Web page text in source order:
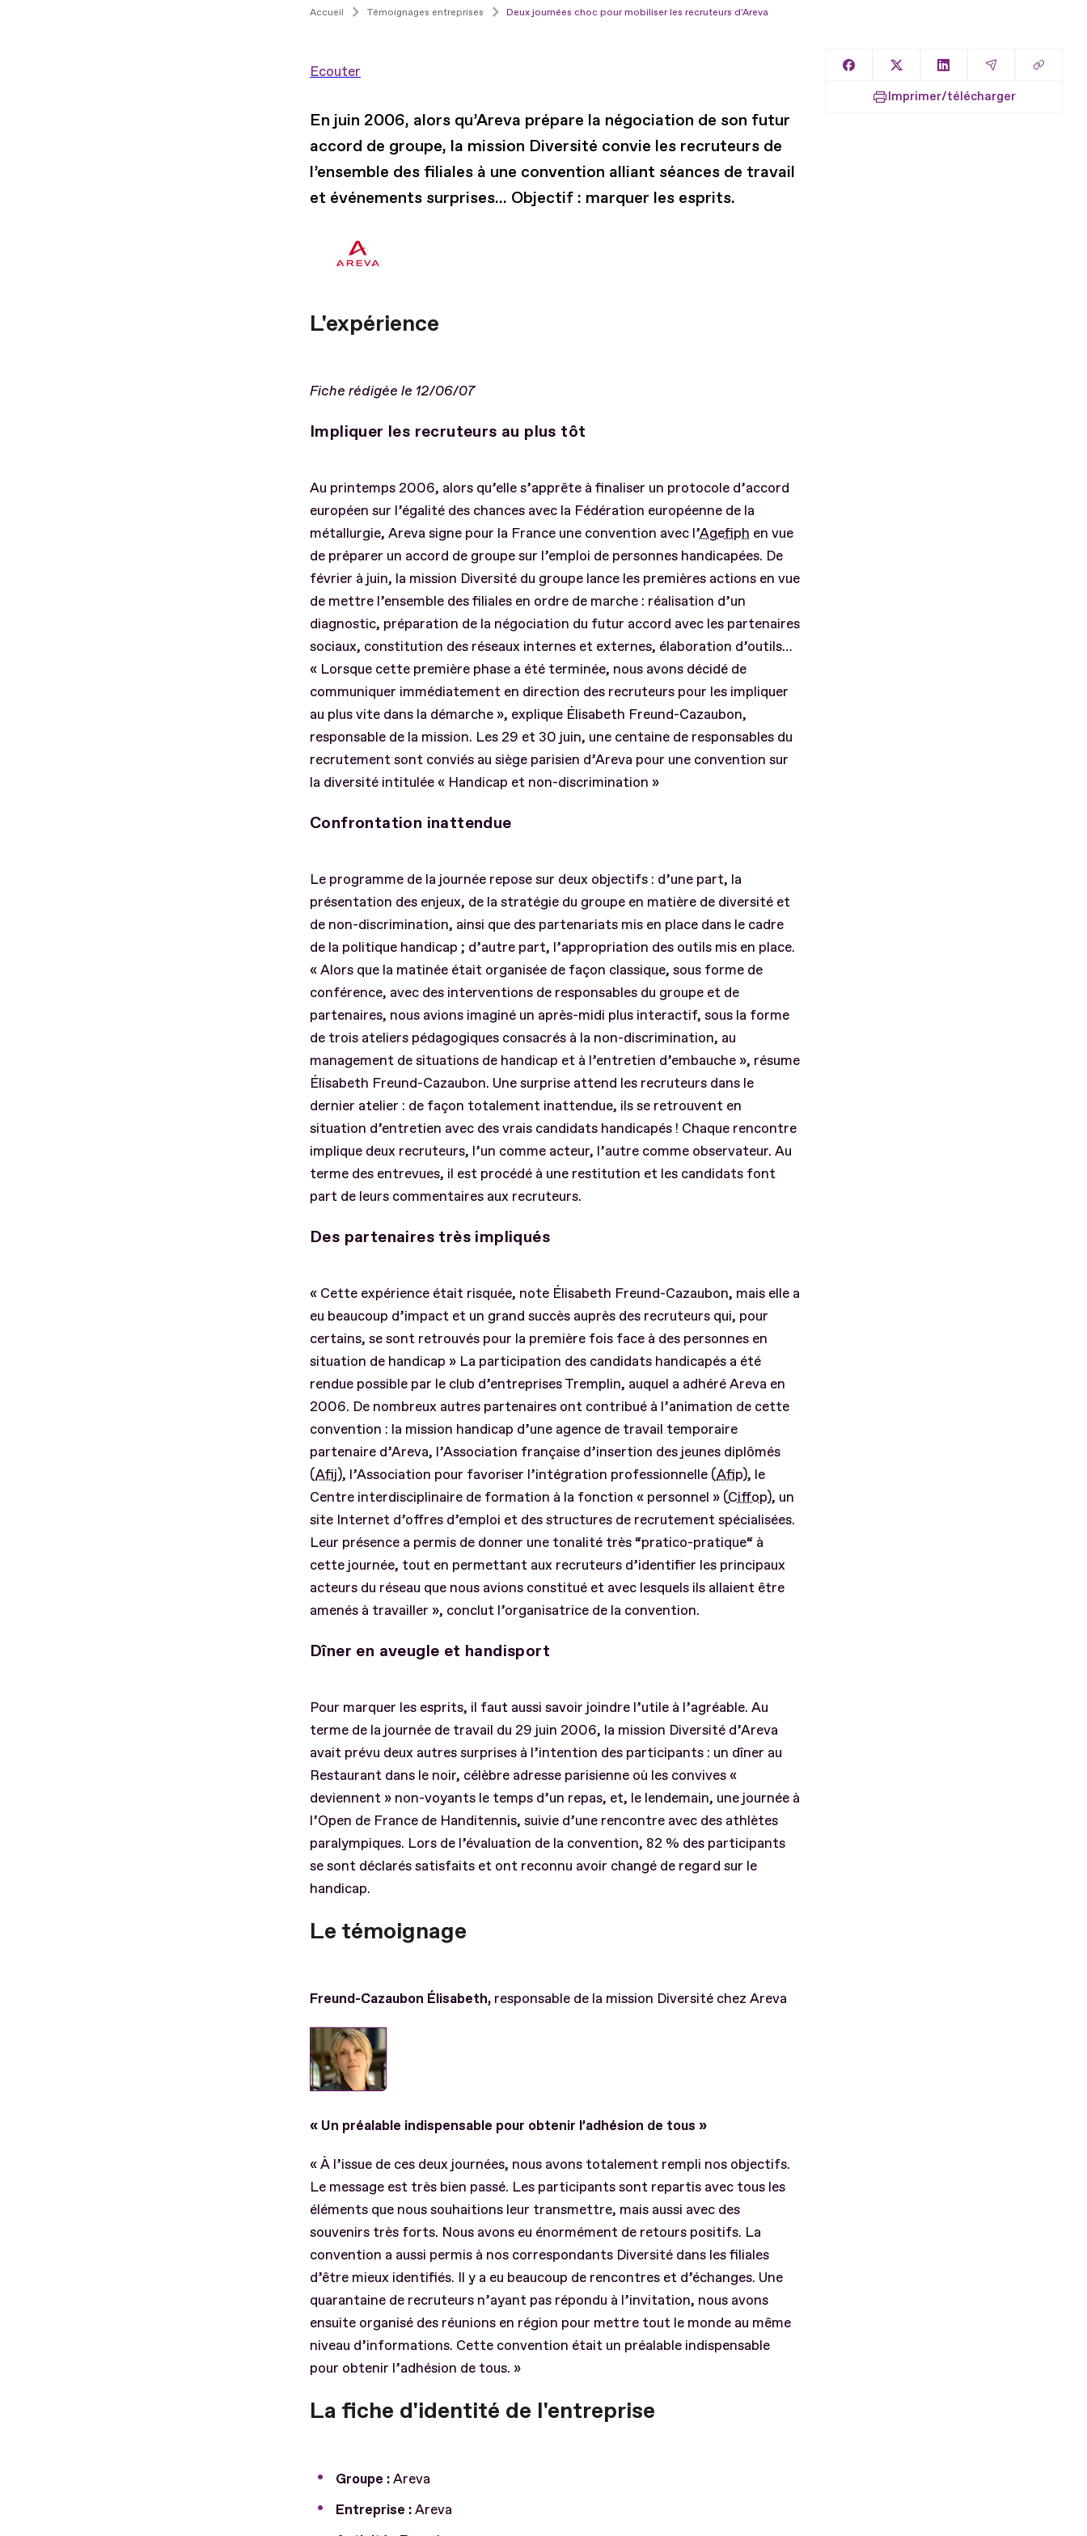
Accueil Témoignages entreprises Deux journées choc pour mobiliser les recruteurs d'Areva
Ecouter
En juin 2006, alors qu’Areva prépare la négociation de son futur
accord de groupe, la mission Diversité convie les recruteurs de
l’ensemble des filiales à une convention alliant séances de travail
et événements surprises… Objectif : marquer les esprits.
L'expérience
Fiche rédigée le 12/06/07
Impliquer les recruteurs au plus tôt
Au printemps 2006, alors qu’elle s’apprête à finaliser un protocole d’accord
européen sur l’égalité des chances avec la Fédération européenne de la
métallurgie, Areva signe pour la France une convention avec l’Agefiph en vue
de préparer un accord de groupe sur l’emploi de personnes handicapées. De
février à juin, la mission Diversité du groupe lance les premières actions en vue
de mettre l’ensemble des filiales en ordre de marche : réalisation d’un
diagnostic, préparation de la négociation du futur accord avec les partenaires
sociaux, constitution des réseaux internes et externes, élaboration d’outils…
« Lorsque cette première phase a été terminée, nous avons décidé de
communiquer immédiatement en direction des recruteurs pour les impliquer
au plus vite dans la démarche », explique Élisabeth Freund-Cazaubon,
responsable de la mission. Les 29 et 30 juin, une centaine de responsables du
recrutement sont conviés au siège parisien d’Areva pour une convention sur
la diversité intitulée « Handicap et non-discrimination »
Confrontation inattendue
Le programme de la journée repose sur deux objectifs : d’une part, la
présentation des enjeux, de la stratégie du groupe en matière de diversité et
de non-discrimination, ainsi que des partenariats mis en place dans le cadre
de la politique handicap ; d’autre part, l’appropriation des outils mis en place.
« Alors que la matinée était organisée de façon classique, sous forme de
conférence, avec des interventions de responsables du groupe et de
partenaires, nous avions imaginé un après-midi plus interactif, sous la forme
de trois ateliers pédagogiques consacrés à la non-discrimination, au
management de situations de handicap et à l’entretien d’embauche », résume
Élisabeth Freund-Cazaubon. Une surprise attend les recruteurs dans le
dernier atelier : de façon totalement inattendue, ils se retrouvent en
situation d’entretien avec des vrais candidats handicapés ! Chaque rencontre
implique deux recruteurs, l’un comme acteur, l’autre comme observateur. Au
terme des entrevues, il est procédé à une restitution et les candidats font
part de leurs commentaires aux recruteurs.
Des partenaires très impliqués
« Cette expérience était risquée, note Élisabeth Freund-Cazaubon, mais elle a
eu beaucoup d’impact et un grand succès auprès des recruteurs qui, pour
certains, se sont retrouvés pour la première fois face à des personnes en
situation de handicap » La participation des candidats handicapés a été
rendue possible par le club d’entreprises Tremplin, auquel a adhéré Areva en
2006. De nombreux autres partenaires ont contribué à l’animation de cette
convention : la mission handicap d’une agence de travail temporaire
partenaire d’Areva, l’Association française d’insertion des jeunes diplômés
(Afij), l’Association pour favoriser l’intégration professionnelle (Afip), le
Centre interdisciplinaire de formation à la fonction « personnel » (Ciffop), un
site Internet d’offres d’emploi et des structures de recrutement spécialisées.
Leur présence a permis de donner une tonalité très “pratico-pratique“ à
cette journée, tout en permettant aux recruteurs d’identifier les principaux
acteurs du réseau que nous avions constitué et avec lesquels ils allaient être
amenés à travailler », conclut l’organisatrice de la convention.
Dîner en aveugle et handisport
Pour marquer les esprits, il faut aussi savoir joindre l’utile à l’agréable. Au
terme de la journée de travail du 29 juin 2006, la mission Diversité d’Areva
avait prévu deux autres surprises à l’intention des participants : un dîner au
Restaurant dans le noir, célèbre adresse parisienne où les convives «
deviennent » non-voyants le temps d’un repas, et, le lendemain, une journée à
l’Open de France de Handitennis, suivie d’une rencontre avec des athlètes
paralympiques. Lors de l’évaluation de la convention, 82 % des participants
se sont déclarés satisfaits et ont reconnu avoir changé de regard sur le
handicap.
Le témoignage
Freund-Cazaubon Élisabeth, responsable de la mission Diversité chez Areva
« Un préalable indispensable pour obtenir l’adhésion de tous »
« À l’issue de ces deux journées, nous avons totalement rempli nos objectifs.
Le message est très bien passé. Les participants sont repartis avec tous les
éléments que nous souhaitions leur transmettre, mais aussi avec des
souvenirs très forts. Nous avons eu énormément de retours positifs. La
convention a aussi permis à nos correspondants Diversité dans les filiales
d’être mieux identifiés. Il y a eu beaucoup de rencontres et d’échanges. Une
quarantaine de recruteurs n’ayant pas répondu à l’invitation, nous avons
ensuite organisé des réunions en région pour mettre tout le monde au même
niveau d’informations. Cette convention était un préalable indispensable
pour obtenir l’adhésion de tous. »
La fiche d'identité de l'entreprise
Groupe :Areva
Entreprise :Areva
Partager sur Facebook
Partager sur XPartager sur LinkedIn
Partager par
Copier
Imprimer/télécharger